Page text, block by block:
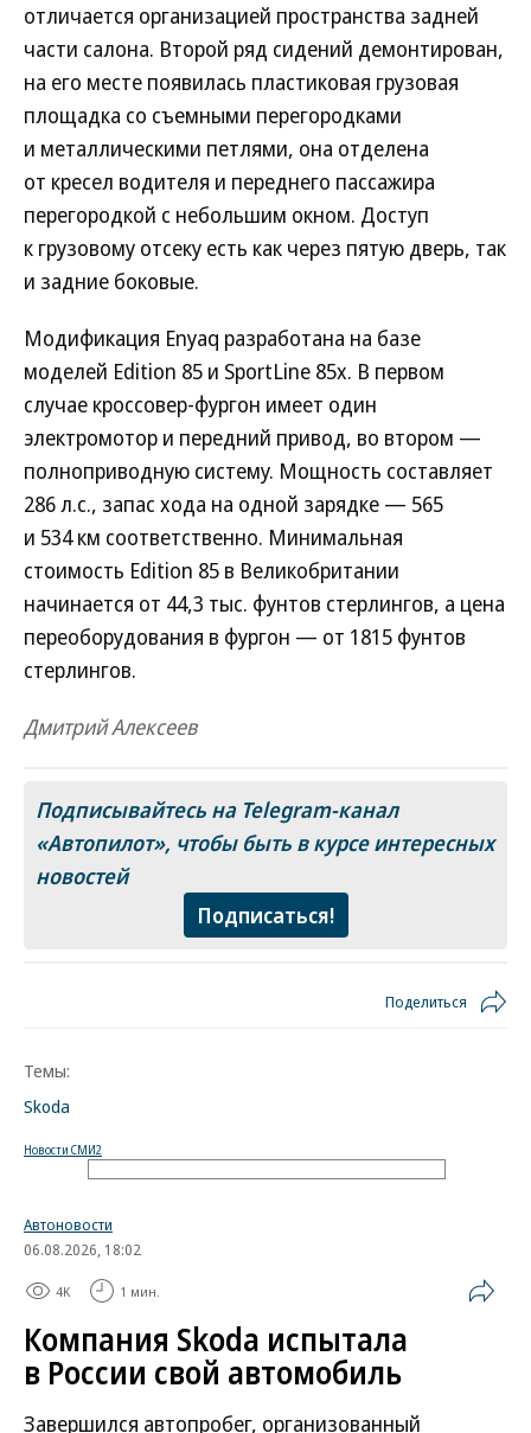
отличается организацией пространства задней
части салона. Второй ряд сидений демонтирован,
на его месте появилась пластиковая грузовая
площадка со съемными перегородками
и металлическими петлями, она отделена
от кресел водителя и переднего пассажира
перегородкой с небольшим окном. Доступ
к грузовому отсеку есть как через пятую дверь, так
и задние боковые.
Модификация Enyaq разработана на базе
моделей Edition 85 и SportLine 85x. В первом
случае кроссовер-фургон имеет один
электромотор и передний привод, во втором —
полноприводную систему. Мощность составляет
286 л.с., запас хода на одной зарядке — 565
и 534 км соответственно. Минимальная
стоимость Edition 85 в Великобритании
начинается от 44,3 тыс. фунтов стерлингов, а цена
переоборудования в фургон — от 1815 фунтов
стерлингов.
Дмитрий Алексеев
Подписывайтесь на Telegram-канал
«Автопилот», чтобы быть в курсе интересных
новостей
Подписаться!
Поделиться
Темы:
Skoda
Новости СМИ2
Автоновости
06.08.2026, 18:02
4K 1 мин.
Компания Skoda испытала
в России свой автомобиль
Завершился автопробег, организованный